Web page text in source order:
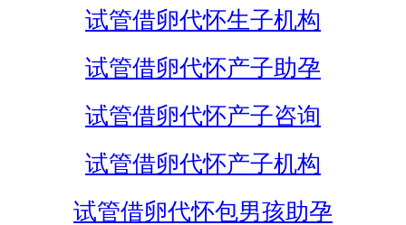
试管借卵代怀生子机构
试管借卵代怀产子助孕
试管借卵代怀产子咨询
试管借卵代怀产子机构
试管借卵代怀包男孩助孕